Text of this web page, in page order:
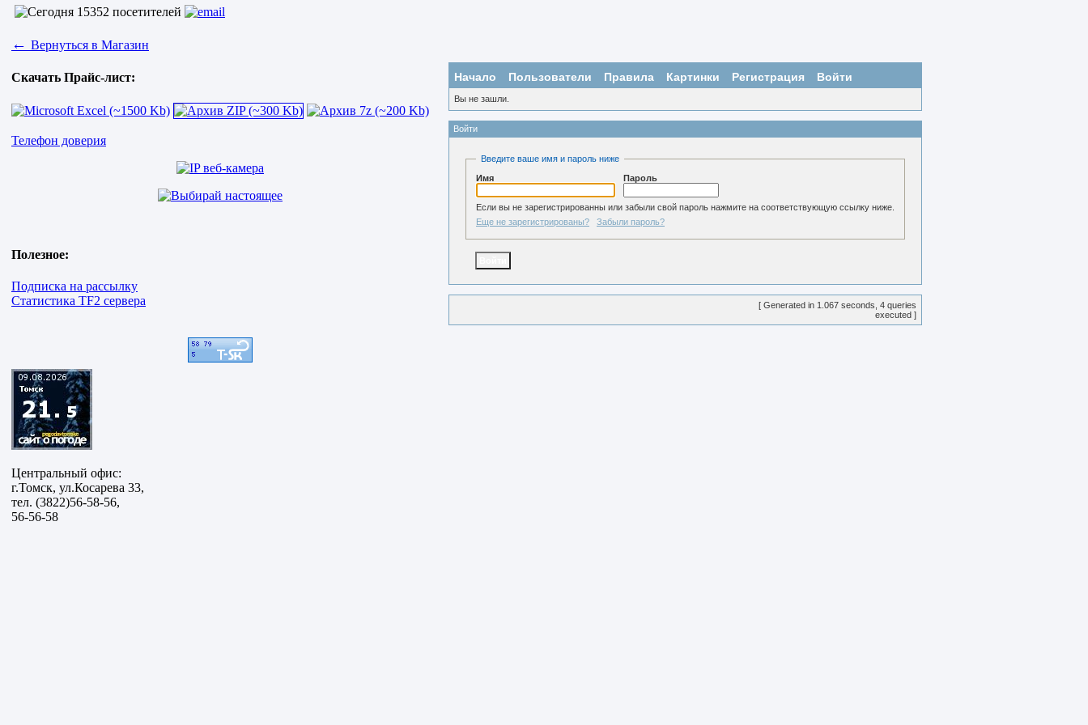
← Вернуться в Магазин
Скачать Прайс-лист:
Телефон доверия
Полезное:
Подписка на рассылку
Статистика TF2 сервера
Начало Пользователи Правила Картинки Регистрация Войти
Вы не зашли.
Войти
Введите ваше имя и пароль ниже
Имя
Пароль
Если вы не зарегистрированны или забыли свой пароль нажмите на соответствующую ссылку ниже.
Еще не зарегистрированы?
Забыли пароль?
[ Generated in 1.067 seconds, 4 queries
executed ]
Центральный офис:
г.Томск, ул.Косарева 33,
тел. (3822)56-58-56,
56-56-58